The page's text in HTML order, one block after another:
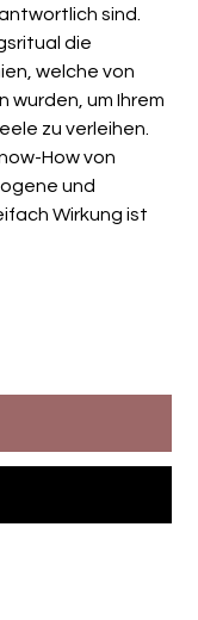
sind.
die
welche von
um Ihrem
zu verleihen.
How von
und
Wirkung ist